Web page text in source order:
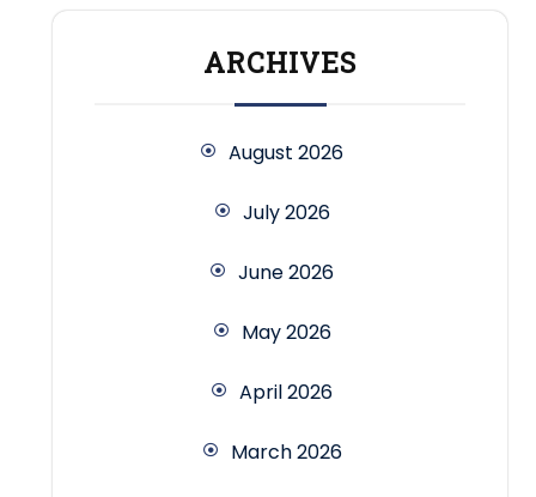
ARCHIVES
August 2026
July 2026
June 2026
May 2026
April 2026
March 2026